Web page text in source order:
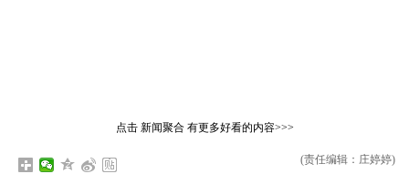
点击 新闻聚合有更多好看的内容>>>
(责任编辑：庄婷婷)